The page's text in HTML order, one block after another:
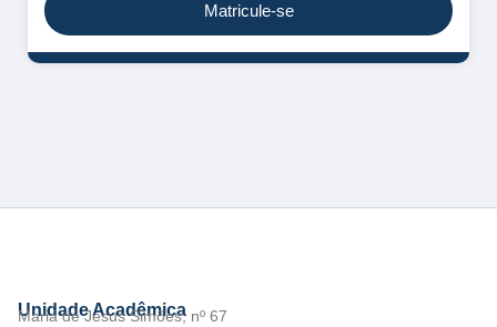
Matricule-se
Unidade Acadêmica
Maria de Jesus Simões, nº 67